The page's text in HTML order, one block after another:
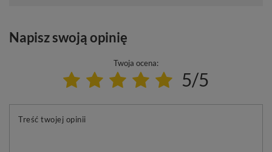
Napisz swoją opinię
Twoja ocena:
5/5
Treść twojej opinii